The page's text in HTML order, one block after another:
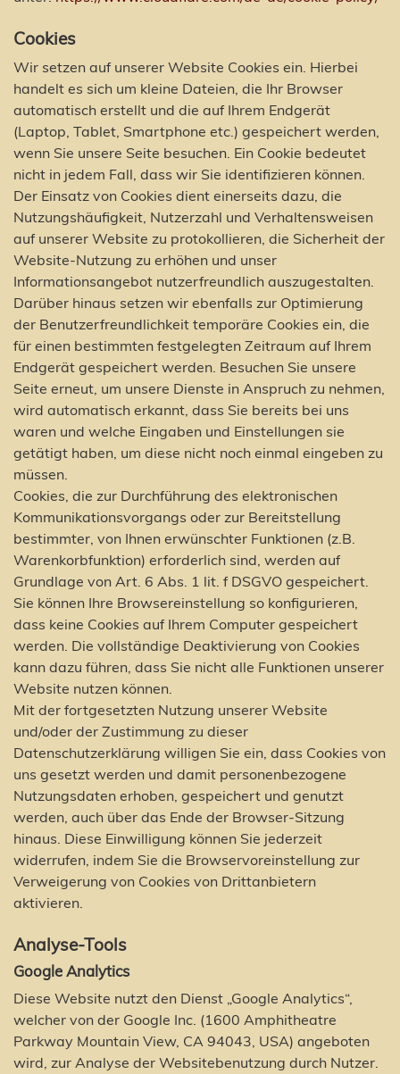
Cookies
Wir setzen auf unserer Website Cookies ein. Hierbei
handelt es sich um kleine Dateien, die Ihr Browser
automatisch erstellt und die auf Ihrem Endgerät
(Laptop, Tablet, Smartphone etc.) gespeichert werden,
wenn Sie unsere Seite besuchen. Ein Cookie bedeutet
nicht in jedem Fall, dass wir Sie identifizieren können.
Der Einsatz von Cookies dient einerseits dazu, die
Nutzungshäufigkeit, Nutzerzahl und Verhaltensweisen
auf unserer Website zu protokollieren, die Sicherheit der
Website-Nutzung zu erhöhen und unser
Informationsangebot nutzerfreundlich auszugestalten.
Darüber hinaus setzen wir ebenfalls zur Optimierung
der Benutzerfreundlichkeit temporäre Cookies ein, die
für einen bestimmten festgelegten Zeitraum auf Ihrem
Endgerät gespeichert werden. Besuchen Sie unsere
Seite erneut, um unsere Dienste in Anspruch zu nehmen,
wird automatisch erkannt, dass Sie bereits bei uns
waren und welche Eingaben und Einstellungen sie
getätigt haben, um diese nicht noch einmal eingeben zu
müssen.
Cookies, die zur Durchführung des elektronischen
Kommunikationsvorgangs oder zur Bereitstellung
bestimmter, von Ihnen erwünschter Funktionen (z.B.
Warenkorbfunktion) erforderlich sind, werden auf
Grundlage von Art. 6 Abs. 1 lit. f DSGVO gespeichert.
Sie können Ihre Browsereinstellung so konfigurieren,
dass keine Cookies auf Ihrem Computer gespeichert
werden. Die vollständige Deaktivierung von Cookies
kann dazu führen, dass Sie nicht alle Funktionen unserer
Website nutzen können.
Mit der fortgesetzten Nutzung unserer Website
und/oder der Zustimmung zu dieser
Datenschutzerklärung willigen Sie ein, dass Cookies von
uns gesetzt werden und damit personenbezogene
Nutzungsdaten erhoben, gespeichert und genutzt
werden, auch über das Ende der Browser-Sitzung
hinaus. Diese Einwilligung können Sie jederzeit
widerrufen, indem Sie die Browservoreinstellung zur
Verweigerung von Cookies von Drittanbietern
aktivieren.
Analyse-Tools
Google Analytics
Diese Website nutzt den Dienst „Google Analytics“,
welcher von der Google Inc. (1600 Amphitheatre
Parkway Mountain View, CA 94043, USA) angeboten
wird, zur Analyse der Websitebenutzung durch Nutzer.